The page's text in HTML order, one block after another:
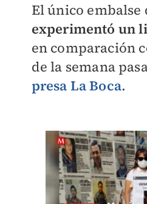
El único embalse
experimentó un
en comparación
de la semana
presa La Boca.